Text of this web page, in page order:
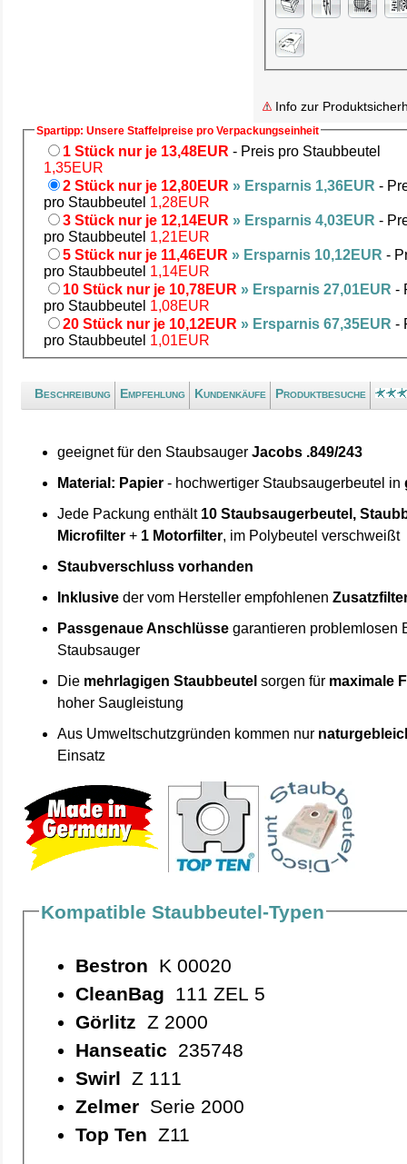
Info zur
Spartipp: Unsere Staffelpreise pro Verpackungseinheit
1 Stück nur je 13,48EUR - Preis pro Staubbeutel
1,35EUR
2 Stück nur je 12,80EUR » Ersparnis 1,36EUR -
pro Staubbeutel 1,28EUR
3 Stück nur je 12,14EUR » Ersparnis 4,03EUR -
pro Staubbeutel 1,21EUR
5 Stück nur je 11,46EUR » Ersparnis 10,12EUR -
pro Staubbeutel 1,14EUR
10 Stück nur je 10,78EUR » Ersparnis 27,01EUR -
pro Staubbeutel 1,08EUR
20 Stück nur je 10,12EUR » Ersparnis 67,35EUR -
pro Staubbeutel 1,01EUR
Beschreibung Empfehlung Kundenkäufe Produktbesuche
geeignet für den StaubsaugerJacobs .849/243
Material: Papier - hochwertiger Staubsaugerbeutel in
Jede Packung enthält 10 Staubsaugerbeutel,
Microfilter + 1 Motorfilter, im Polybeutel verschweißt
Staubverschluss vorhanden
Inklusive der vom Hersteller empfohlenen
Passgenaue Anschlüsse garantieren problemlosen
Staubsauger
Die mehrlagigen Staubbeutel sorgen für maximale
hoher Saugleistung
Aus Umweltschutzgründen kommen nur
Einsatz
Kompatible Staubbeutel-Typen
Bestron K 00020
CleanBag 111 ZEL 5
Görlitz Z 2000
Hanseatic 235748
Swirl Z 111
ZelmerSerie 2000
Top Ten Z11